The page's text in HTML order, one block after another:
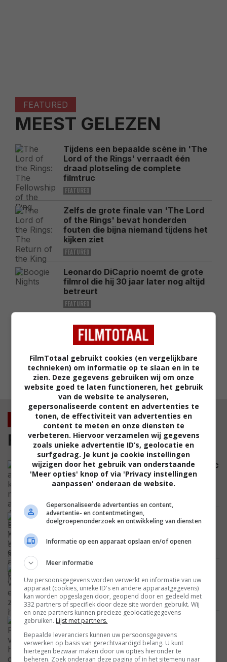
FEATURED
MEEST GELEZEN
Tijdens een bepaalde scène in 'The
Lord of the Rings' verraadt één
draad plotseling de complete
filmtruc
FEATURED
Zelfs de grote finale van 'The Lord
of the Rings' bevat honderden
fouten die bijna niemand tijdens het
kijken ziet
FEATURED
Leonardo DiCaprio noemt de grote
filmrol die hij 30 jaar later nog altijd
betreurt
FEATURED
Deze peperdure actiefilm was 3 jaar
geleden een van de grootste flops
aan de bioscoopkassa's
FEATURED
MEEST GELEZEN
Nieuws
Film
Hij heeft al 8 kinderen, maar acteur Alec
Baldwin vraagt zijn vrouw om een
negende
Beestachtige horrorhit uit 2019 krijgt
officieel een vervolg en vindt zijn twee
hoofdrolspelers
Mary' staat heel snel online: visueel
spektakel met Anne Hathaway
NETFLIX
Denise Richards verbouwde haar
complete gezicht en onthult nu de
schokkende lijst met operaties die ze
onderging
FilmTotaal gebruikt cookies (en vergelijkbare
technieken) om informatie op te slaan en in te
zien. Deze gegevens gebruiken wij om onze
website goed te laten functioneren, het gebruik
van de website te analyseren,
gepersonaliseerde content en advertenties te
tonen, de effectiviteit van advertenties en
content te meten en onze diensten te
verbeteren. Hiervoor verzamelen wij gegevens
zoals unieke advertentie ID’s, geolocatie en
surfgedrag. Je kunt je cookie instellingen
wijzigen door het gebruik van onderstaande
'Meer opties' knop of via 'Privacy instellingen
aanpassen' onderaan de website.
Gepersonaliseerde advertenties en content,
advertentie- en contentmetingen,
doelgroepenonderzoek en ontwikkeling van diensten
Informatie op een apparaat opslaan en/of openen
Meer informatie
Uw persoonsgegevens worden verwerkt en informatie van uw
apparaat (cookies, unieke ID's en andere apparaatgegevens)
kan worden opgeslagen door, geopend door en gedeeld met
332 partners of specifiek door deze site worden gebruikt. Wij
en onze partners kunnen precieze geolocatiegegevens
gebruiken. Lijst met partners.
Bepaalde leveranciers kunnen uw persoonsgegevens
verwerken op basis van gerechtvaardigd belang. U kunt
hiertegen bezwaar maken door uw opties hieronder te
beheren. Zoek onderaan deze pagina of in het sitemenu naar